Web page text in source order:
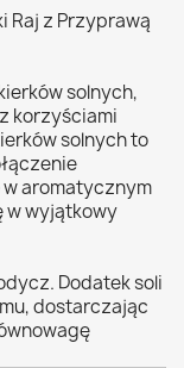
Raj z Przyprawą
solnych,
korzyściami
solnych to
aromatycznym
w wyjątkowy
Dodatek soli
dostarczając